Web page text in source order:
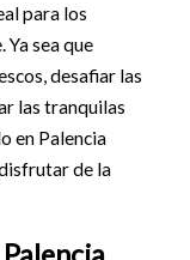
para los
sea que
desafiar las
las tranquilas
en Palencia
de la